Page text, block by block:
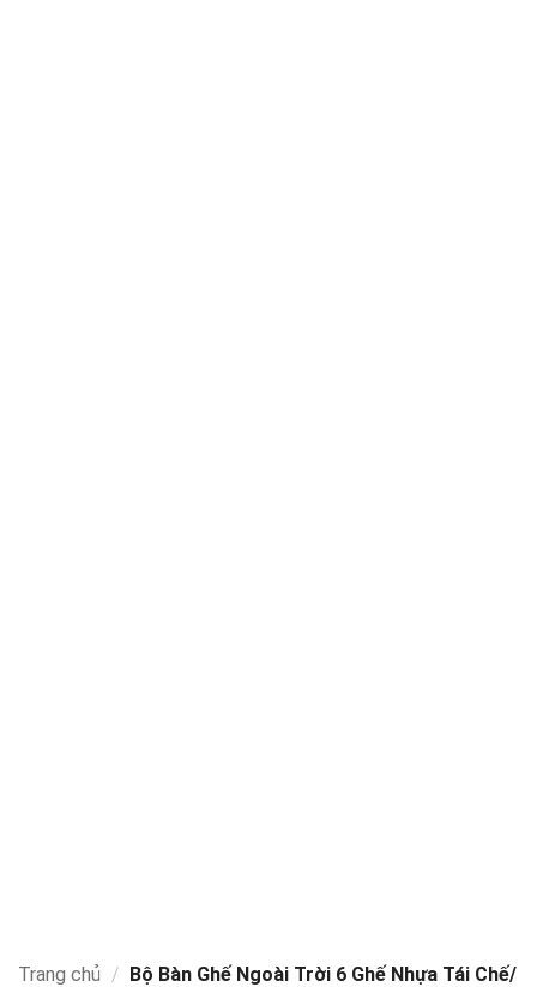
Trang chủ / Bộ Bàn Ghế Ngoài Trời 6 Ghế Nhựa Tái Chế/